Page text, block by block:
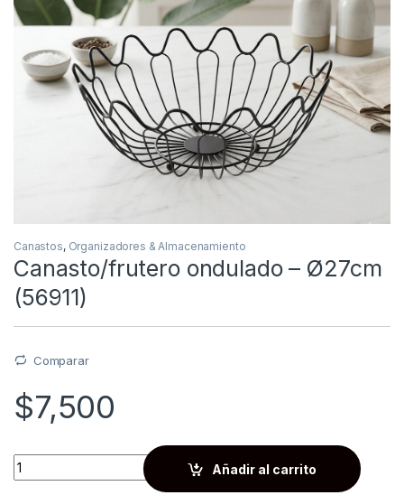
Canastos, Organizadores & Almacenamiento
Canasto/frutero ondulado – Ø27cm
(56911)
Comparar
$7,500
Quantity
Añadir al carrito